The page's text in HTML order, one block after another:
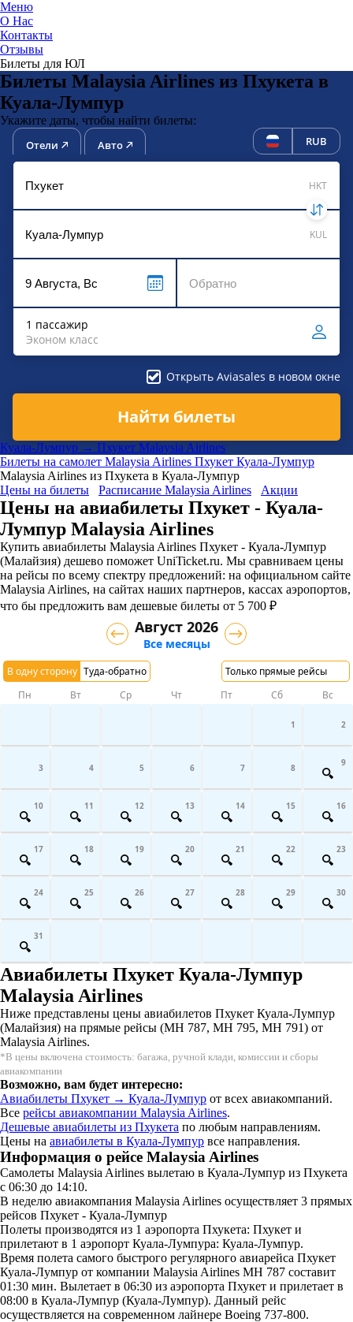
Меню
О Нас
Контакты
Отзывы
Билеты для ЮЛ
Билеты Malaysia Airlines из Пхукета в
Куала-Лумпур
Укажите даты, чтобы найти билеты:
Отели Авто RUB
HKT
KUL
1 пассажир
Эконом класс
Открыть Aviasales в новом окне
Найти билеты
Куала-Лумпур → Пхукет Malaysia Airlines
Билеты на самолет Malaysia Airlines Пхукет Куала-Лумпур
Malaysia Airlines из Пхукета в Куала-Лумпур
Цены на билеты
Расписание Malaysia Airlines Акции
Цены на авиабилеты Пхукет - Куала-
Лумпур Malaysia Airlines
Купить авиабилеты Malaysia Airlines Пхукет - Куала-Лумпур
(Малайзия) дешево поможет UniTicket.ru. Мы сравниваем цены
на рейсы по всему спектру предложений: на официальном сайте
Malaysia Airlines, на сайтах наших партнеров, кассах аэропортов,
что бы предложить вам дешевые билеты от 5 700 ₽
В одну сторону Туда-обратно Только прямые рейсы
Август 2026
Все месяцы
Пн Вт Ср Чт Пт Сб Вс
1 2
3 4 5 6 7 8 9
10 11 12 13 14 15 16
17 18 19 20 21 22 23
24 25 26 27 28 29 30
31
Авиабилеты Пхукет Куала-Лумпур
Malaysia Airlines
Ниже представлены цены авиабилетов Пхукет Куала-Лумпур
(Малайзия) на прямые рейсы (MH 787, MH 795, MH 791) от
Malaysia Airlines.
*В цены включена стоимость: багажа, ручной клади, комиссии и сборы
авиакомпании
Возможно, вам будет интересно:
Авиабилеты Пхукет → Куала-Лумпур от всех авиакомпаний.
Все рейсы авиакомпании Malaysia Airlines.
Дешевые авиабилеты из Пхукета по любым направлениям.
Цены на авиабилеты в Куала-Лумпур все направления.
Информация о рейсе Malaysia Airlines
Самолеты Malaysia Airlines вылетаю в Куала-Лумпур из Пхукета
с 06:30 до 14:10.
В неделю авиакомпания Malaysia Airlines осуществляет 3 прямых
рейсов Пхукет - Куала-Лумпур
Полеты производятся из 1 аэропорта Пхукета: Пхукет и
прилетают в 1 аэропорт Куала-Лумпура: Куала-Лумпур.
Время полета самого быстрого регулярного авиарейса Пхукет
Куала-Лумпур от компании Malaysia Airlines MH 787 составит
01:30 мин. Вылетает в 06:30 из аэропорта Пхукет и прилетает в
08:00 в Куала-Лумпур (Куала-Лумпур). Данный рейс
осуществляется на современном лайнере Boeing 737-800.